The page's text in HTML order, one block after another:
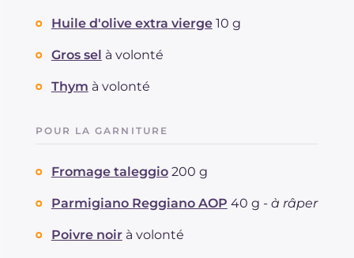
Cholestérol mg
Sodium
Huile d'olive extra vierge 10 g
Gros sel à volonté
Thym à volonté
POUR LA GARNITURE
Fromage taleggio 200 g
Parmigiano Reggiano AOP 40 g - à râper
Poivre noir à volonté